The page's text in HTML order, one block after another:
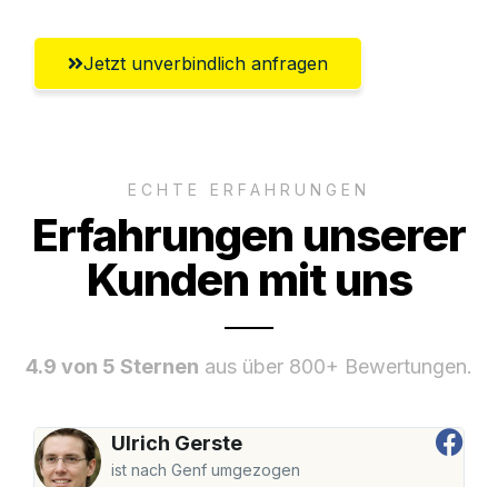
Jetzt unverbindlich anfragen
ECHTE ERFAHRUNGEN
Erfahrungen unserer
Kunden mit uns
4.9 von 5 Sternen aus über 800+ Bewertungen.
Ulrich Gerste
ist nach Genf umgezogen